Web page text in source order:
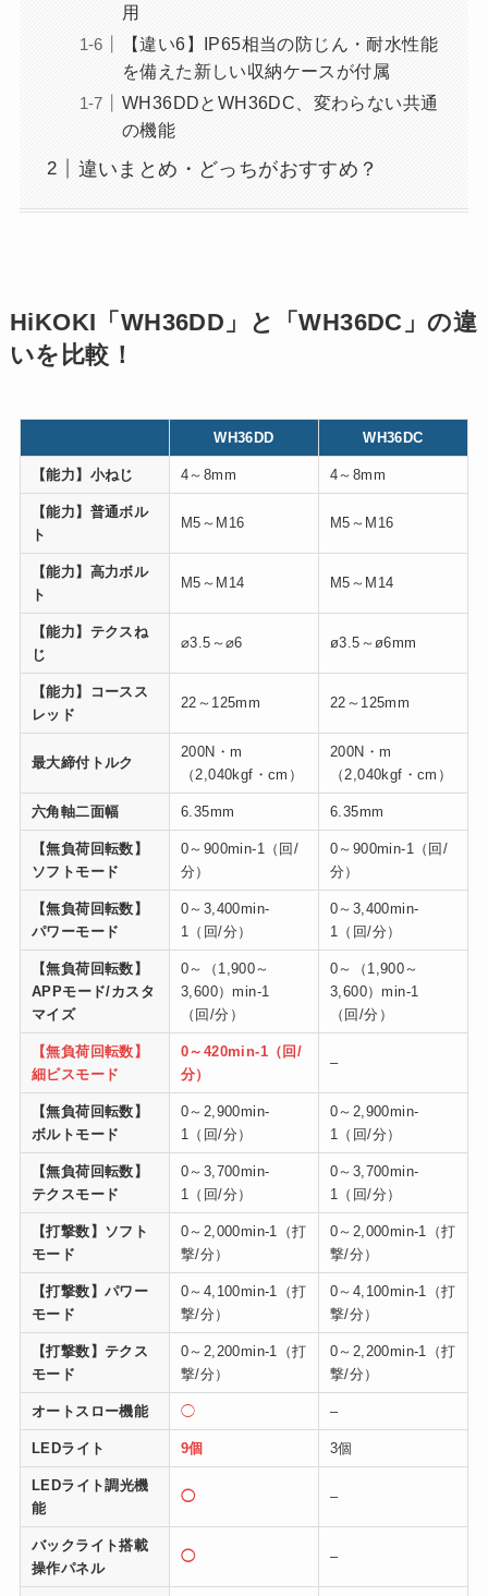
用
【違い6】IP65相当の防じん・耐水性能
を備えた新しい収納ケースが付属
WH36DDとWH36DC、変わらない共通
の機能
違いまとめ・どっちがおすすめ？
HiKOKI「WH36DD」と「WH36DC」の違
いを比較！
WH36DD WH36DC
【能力】小ねじ 4～8mm 4～8mm
【能力】普通ボル
ト
M5～M16 M5～M16
【能力】高力ボル
ト
M5～M14 M5～M14
【能力】テクスね
じ
⌀3.5～⌀6 ø3.5～ø6mm
【能力】コースス
レッド
22～125mm 22～125mm
最大締付トルク
200N・m
（2,040kgf・cm）
200N・m
（2,040kgf・cm）
六角軸二面幅 6.35mm 6.35mm
【無負荷回転数】
ソフトモード
0～900min-1（回/
分）
0～900min-1（回/
分）
【無負荷回転数】
パワーモード
0～3,400min-
1（回/分）
0～3,400min-
1（回/分）
【無負荷回転数】
APPモード/カスタ
マイズ
0～（1,900～
3,600）min-1
（回/分）
0～（1,900～
3,600）min-1
（回/分）
【無負荷回転数】
細ビスモード
0～420min-1（回/
分）
–
【無負荷回転数】
ボルトモード
0～2,900min-
1（回/分）
0～2,900min-
1（回/分）
【無負荷回転数】
テクスモード
0～3,700min-
1（回/分）
0～3,700min-
1（回/分）
【打撃数】ソフト
モード
0～2,000min-1（打
撃/分）
0～2,000min-1（打
撃/分）
【打撃数】パワー
モード
0～4,100min-1（打
撃/分）
0～4,100min-1（打
撃/分）
【打撃数】テクス
モード
0～2,200min-1（打
撃/分）
0～2,200min-1（打
撃/分）
オートスロー機能 ◯ –
LEDライト 9個 3個
LEDライト調光機
能
◯ –
バックライト搭載
操作パネル
◯ –